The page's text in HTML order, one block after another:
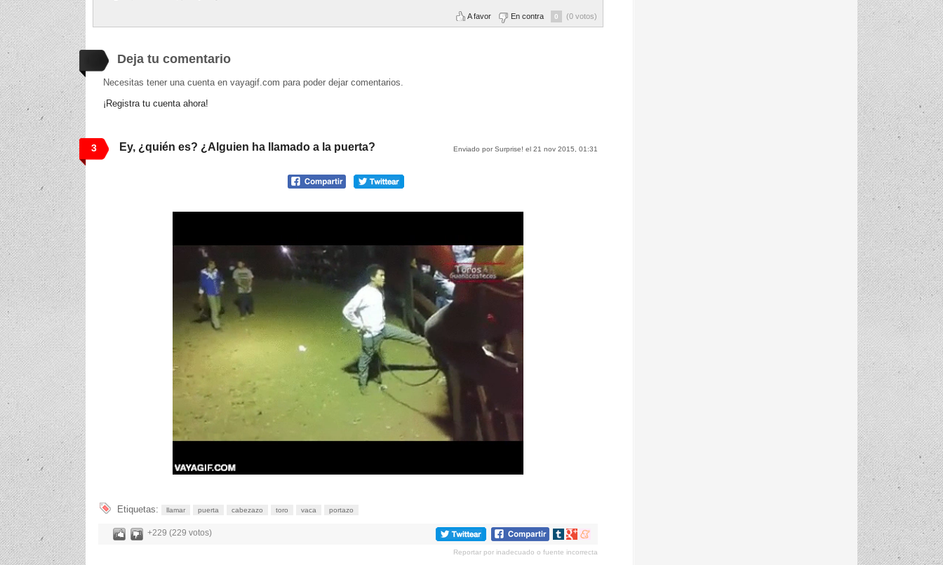
A favor En contra 0 (0 votos)
Deja tu comentario
Necesitas tener una cuenta en vayagif.com para poder dejar comentarios.
¡Registra tu cuenta ahora!
3 Enviado por Surprise! el 21 nov 2015, 01:31
Ey, ¿quién es? ¿Alguien ha llamado a la puerta?
Etiquetas: llamar puerta cabezazo toro vaca portazo
+229 (229 votos)
Compartir
tumblr
Compartir
Google+
Compartir
meneame
Reportar por inadecuado o fuente incorrecta